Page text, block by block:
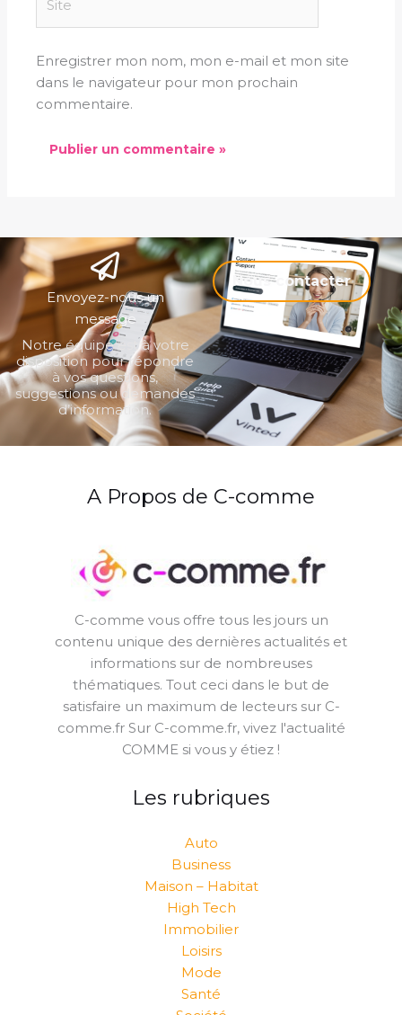
Enregistrer mon nom, mon e-mail et mon site
dans le navigateur pour mon prochain
commentaire.
Envoyez-nous un
message
Notre équipe est à votre
disposition pour répondre
à vos questions,
suggestions ou demandes
d’information.
Nous contacter
A Propos de C-comme
C-comme vous offre tous les jours un
contenu unique des dernières actualités et
informations sur de nombreuses
thématiques. Tout ceci dans le but de
satisfaire un maximum de lecteurs sur C-
comme.fr Sur C-comme.fr, vivez l'actualité
COMME si vous y étiez !
Les rubriques
Auto
Business
Maison – Habitat
High Tech
Immobilier
Loisirs
Mode
Santé